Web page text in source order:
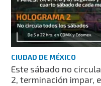
CIUDAD DE MÉXICO
Este sábado no
2, terminación impar,